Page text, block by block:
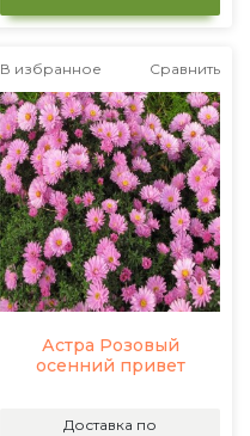
В избранное Сравнить
Астра Розовый
осенний привет
Доставка по